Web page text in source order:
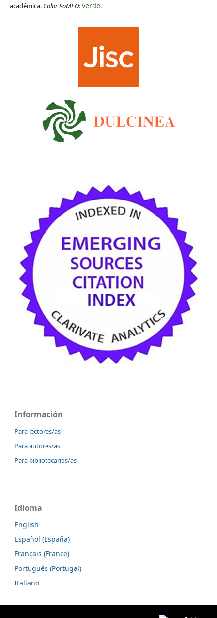
académica. Color RoMEO:verde.
Información
Para lectores/as
Para autores/as
Para bibliotecarios/as
Idioma
English
Español (España)
Français (France)
Português (Portugal)
Italiano